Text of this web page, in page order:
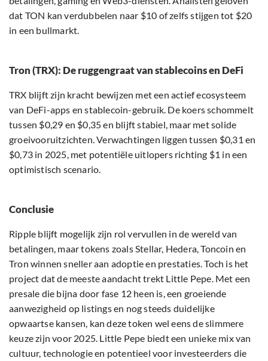
dat TON kan verdubbelen naar $10 of zelfs stijgen tot $20
in een bullmarkt.
Tron (TRX): De ruggengraat van stablecoins en DeFi
TRX blijft zijn kracht bewijzen met een actief ecosysteem
van DeFi-apps en stablecoin-gebruik. De koers schommelt
tussen $0,29 en $0,35 en blijft stabiel, maar met solide
groeivooruitzichten. Verwachtingen liggen tussen $0,31 en
$0,73 in 2025, met potentiële uitlopers richting $1 in een
optimistisch scenario.
Conclusie
Ripple blijft mogelijk zijn rol vervullen in de wereld van
betalingen, maar tokens zoals Stellar, Hedera, Toncoin en
Tron winnen sneller aan adoptie en prestaties. Toch is het
project dat de meeste aandacht trekt Little Pepe. Met een
presale die bijna door fase 12 heen is, een groeiende
aanwezigheid op listings en nog steeds duidelijke
opwaartse kansen, kan deze token wel eens de slimmere
keuze zijn voor 2025. Little Pepe biedt een unieke mix van
cultuur, technologie en potentieel voor investeerders die